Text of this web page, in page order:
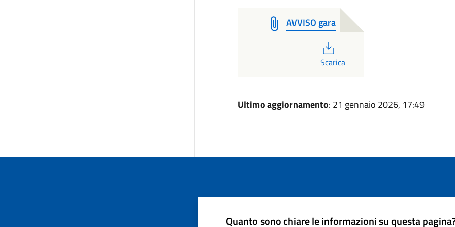
AVVISO gara
PDF
Scarica
Ultimo aggiornamento: 21 gennaio 2026, 17:49
Quanto sono chiare le informazioni su questa